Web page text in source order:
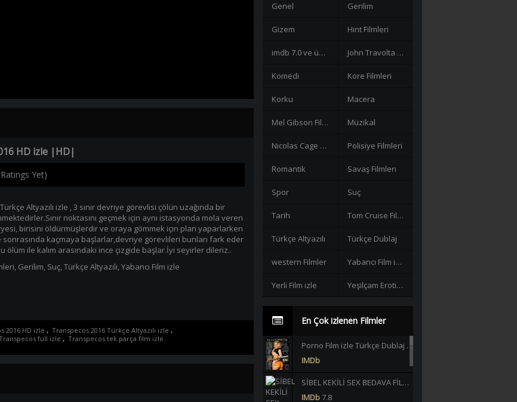
HD izle |HD|
Yet)
Altyazılı izle , 3 sınır devriye görevlisi çölün uzağında bir
noktasını geçmek için aynı istasyonda mola veren
birisini öldürmüşlerdir ve oraya gömmek için plan yaparlarken
kaçmaya başlarlar,devriye görevlileri bunları fark eder
ölüm ile kalım arasındaki ince çizgide başlar.İyi seyirler dileriz..
, Gerilim, Suç,Türkçe Altyazılı,Yabancı Film izle
2016 HD izle , Transpecos 2016 Türkçe Altyazılı izle ,
full izle , Transpecos tek parça film izle
Genel Gerilim
Gizem Hint Filmleri
imdb 7.0 ve üzeri filmler John Travolta Filmleri
Komedi Kore Filmleri
Korku Macera
Mel Gibson Filmleri Müzikal
Nicolas Cage Filmleri Polisiye Filmleri
Romantik Savaş Filmlerı
Spor Suç
Tarih Tom Cruise Filmleri izle
Türkçe Altyazılı Türkçe Dublaj
western Filmler Yabancı Film izle
Yerli Film izle Yeşilçam Erotik +18
En Çok izlenen Filmler
Porno Film izle Türkçe Dublaj +18 |HD|
IMDb
SİBEL KEKİLİ SEX BEDAVA FİLMLERİ İZLE |HD|
IMDb7.8